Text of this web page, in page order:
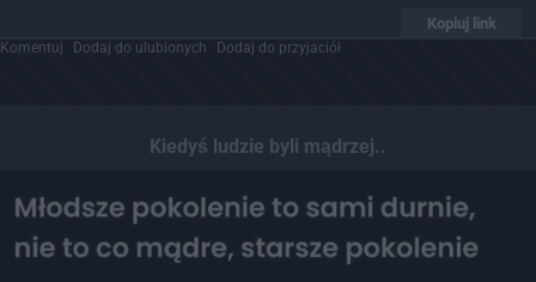
Kopiuj link
Komentuj Dodaj do ulubionych Dodaj do przyjaciół
Kiedyś ludzie byli mądrzej..